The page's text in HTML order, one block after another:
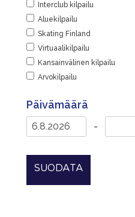
Interclub kilpailu
Aluekilpailu
Skating Finland
Virtuaalikilpailu
Kansainvälinen kilpailu
Arvokilpailu
Päivämäärä
-
SUODATA